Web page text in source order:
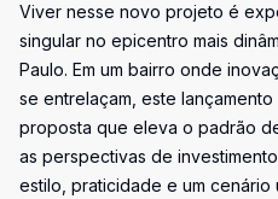
Viver nesse novo projeto é
singular no epicentro mais
Paulo. Em um bairro onde
se entrelaçam, este
proposta que eleva o padrão
as perspectivas de
estilo, praticidade e um